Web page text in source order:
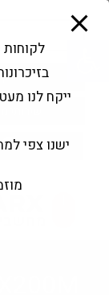
פתח
Products
search
לקוחות
ייקח לנו
ישנו צפי